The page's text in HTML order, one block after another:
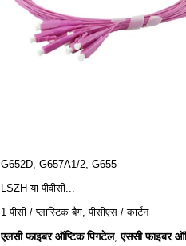
G652D, G657A1/2, G655
LSZH या पीवीसी...
1 पीसी / प्लास्टिक बैग, पीसीएस / कार्टन
एलसी फाइबर ऑप्टिक पिगटेल,एससी फाइबर